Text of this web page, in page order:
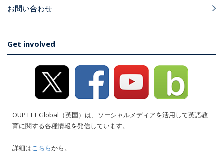
お問い合わせ
Get involved
OUP ELT Global（英国）は、ソーシャルメディアを活用して英語教
育に関する各種情報を発信しています。
詳細はこちらから。